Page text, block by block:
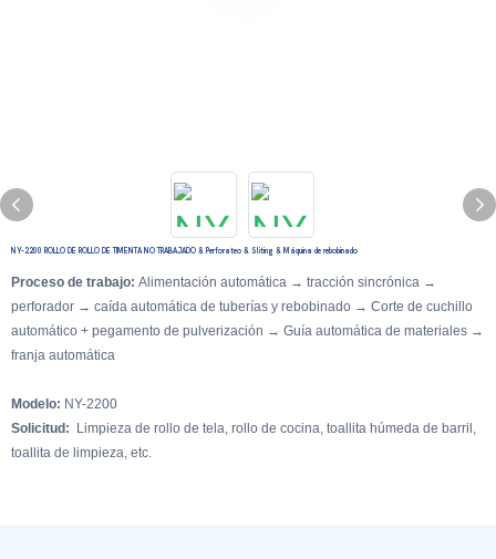
NY-2200 ROLLO DE ROLLO DE TIMENTA NO TRABAJADO & Perforateo & Sliting & Máquina de rebobinado
Proceso de trabajo: Alimentación automática → tracción sincrónica →
perforador → caída automática de tuberías y rebobinado → Corte de cuchillo
automático + pegamento de pulverización → Guía automática de materiales →
franja automática
Modelo: NY-2200
Solicitud:
Limpieza de rollo de tela, rollo de cocina, toallita húmeda de barril,
toallita de limpieza, etc.